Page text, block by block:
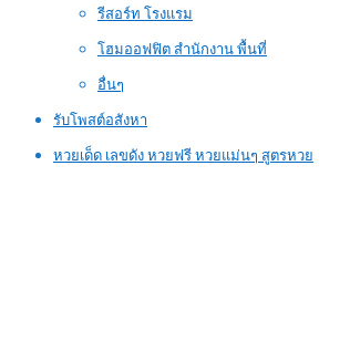
รีสอร์ท โรงแรม
โฮมออฟฟิต สำนักงาน พื้นที่
อื่นๆ
รับโพสต์อสังหา
หวยเด็ด เลขดัง หวยฟรี หวยแม่นๆ สูตรหวย